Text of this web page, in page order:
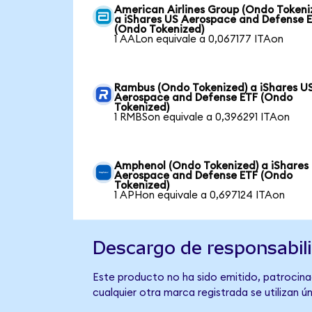
American Airlines Group (Ondo
a iShares US Aerospace and Defense
(Ondo Tokenized)
1 AALon equivale a 0,067177 ITAon
Rambus (Ondo Tokenized) a iShares
Aerospace and Defense ETF (Ondo
Tokenized)
1 RMBSon equivale a 0,396291 ITAon
Amphenol (Ondo Tokenized) a iShares
Aerospace and Defense ETF (Ondo
Tokenized)
1 APHon equivale a 0,697124 ITAon
Descargo de
Este producto no ha sido emitido,
cualquier otra marca registrada se utilizan